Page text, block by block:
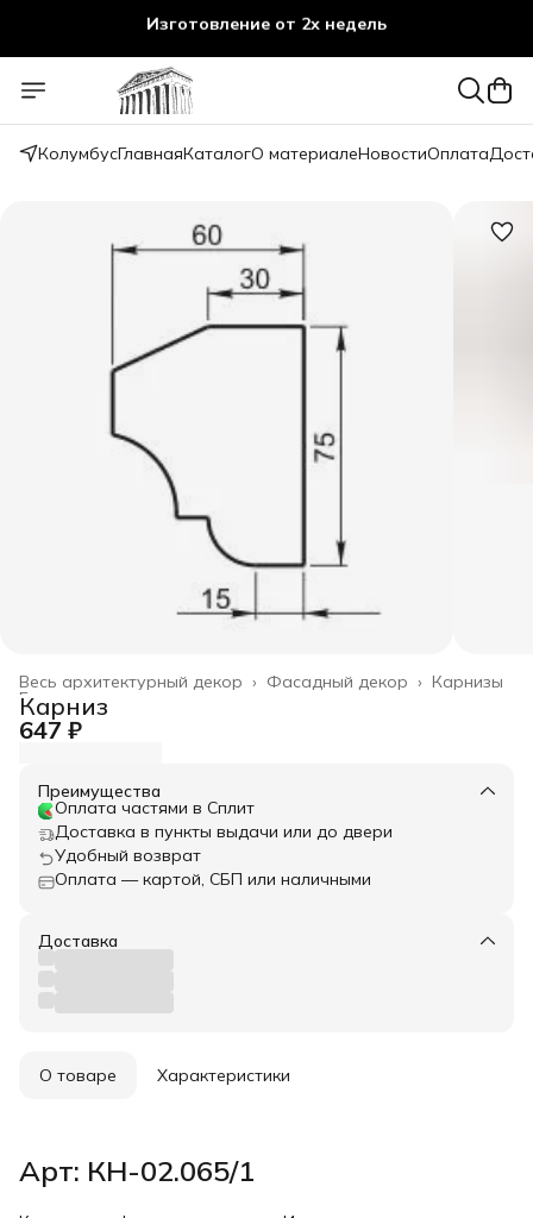
Изготовление от 2х недель
КолумбусГлавнаяКаталогО материалеНовостиОплата
Карнизы
Фасадный декор ›
Весь архитектурный декор ›
Главная ›
Карниз
647 ₽
Преимущества
Оплата частями в Сплит
Доставка в пункты выдачи или до двери
Удобный возврат
Оплата — картой, СБП или наличными
Доставка
О товаре Характеристики
Арт: КН-02.065/1